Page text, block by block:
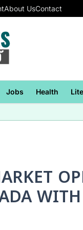
About UsContact
Jobs Health
WITH